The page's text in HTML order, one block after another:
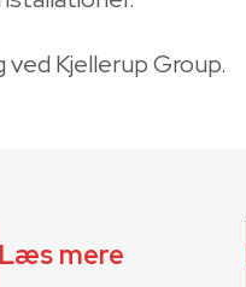
ved Kjellerup Group.
Læs mere